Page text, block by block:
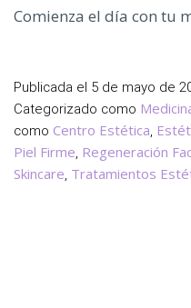
Comienza el día con tu
Publicada el 5 de mayo de
Categorizado como
como Centro Estética,
Piel Firme, Regeneración
Skincare, Tratamientos